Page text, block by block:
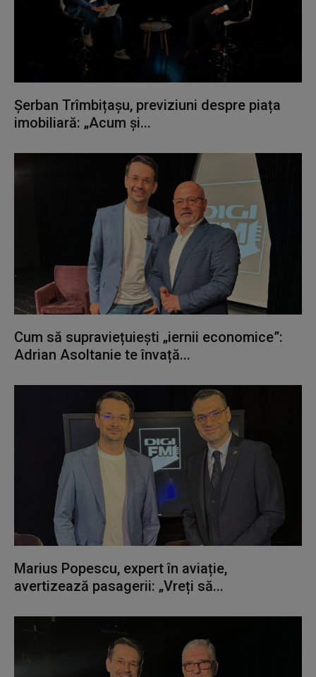
Șerban Trîmbițașu, previziuni despre piața
imobiliară: „Acum și...
Cum să supraviețuiești „iernii economice”:
Adrian Asoltanie te învață...
Marius Popescu, expert în aviație,
avertizează pasagerii: „Vreți să...